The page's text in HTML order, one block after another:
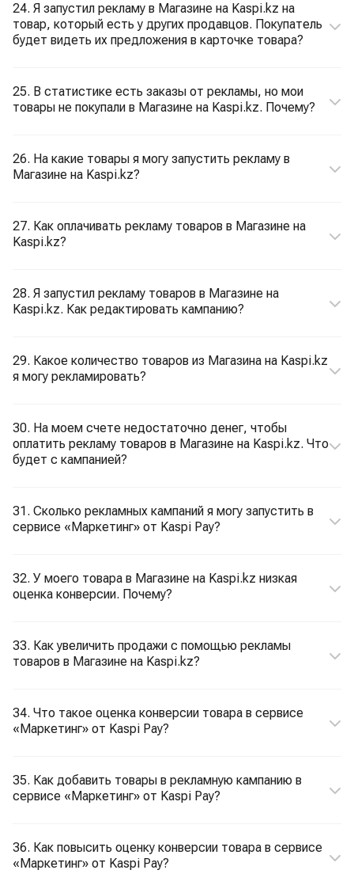
24. Я запустил рекламу в Магазине на Kaspi.kz на
товар, который есть у других продавцов. Покупатель
будет видеть их предложения в карточке товара?
25. В статистике есть заказы от рекламы, но мои
товары не покупали в Магазине на Kaspi.kz. Почему?
26. На какие товары я могу запустить рекламу в
Магазине на Kaspi.kz?
27. Как оплачивать рекламу товаров в Магазине на
Kaspi.kz?
28. Я запустил рекламу товаров в Магазине на
Kaspi.kz. Как редактировать кампанию?
29. Какое количество товаров из Магазина на Kaspi.kz
я могу рекламировать?
30. На моем счете недостаточно денег, чтобы
оплатить рекламу товаров в Магазине на Kaspi.kz. Что
будет с кампанией?
31. Сколько рекламных кампаний я могу запустить в
сервисе «Маркетинг» от Kaspi Pay?
32. У моего товара в Магазине на Kaspi.kz низкая
оценка конверсии. Почему?
33. Как увеличить продажи с помощью рекламы
товаров в Магазине на Kaspi.kz?
34. Что такое оценка конверсии товара в сервисе
«Маркетинг» от Kaspi Pay?
35. Как добавить товары в рекламную кампанию в
сервисе «Маркетинг» от Kaspi Pay?
36. Как повысить оценку конверсии товара в сервисе
«Маркетинг» от Kaspi Pay?